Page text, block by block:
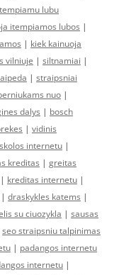
lubu
itempiamos lubos |
| kiek kainuoja
vilniuje | siltnamiai |
| straipsniai
nuo |
dalys | bosch
| vidinis
internetu |
kreditas | greitas
| kreditas internetu |
| draskykles katems |
su ciuozykla | sausas
seo straipsniu talpinimas
| padangos internetu
internetu |